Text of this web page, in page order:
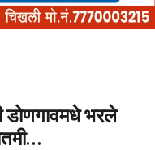
डोणगावमधे भरले